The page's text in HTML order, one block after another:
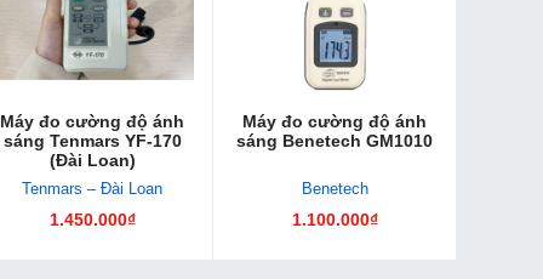
Máy đo cường độ ánh
sáng Tenmars YF-170
(Đài Loan)
Tenmars – Đài Loan
1.450.000₫
Máy đo cường độ ánh
sáng Benetech GM1010
Benetech
1.100.000₫